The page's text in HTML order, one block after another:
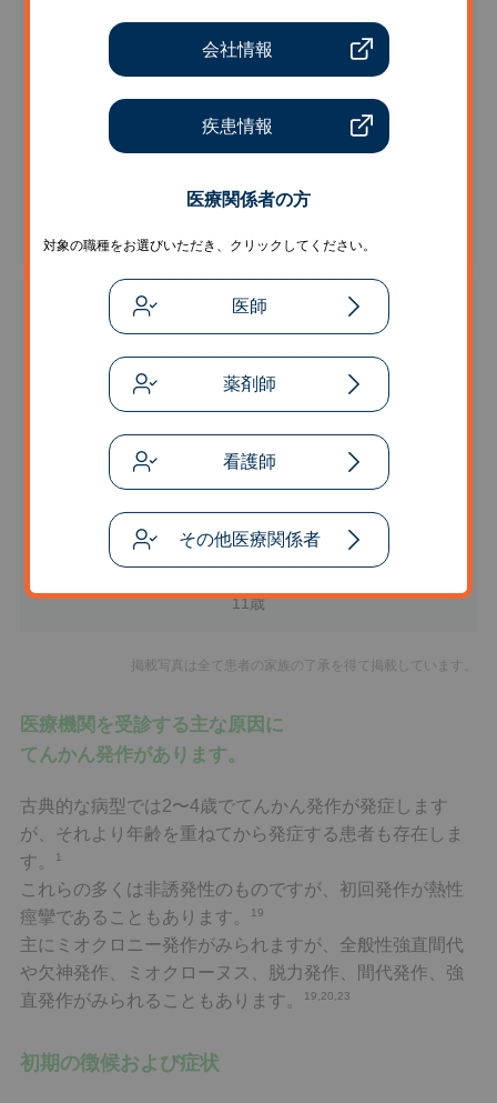
11歳
掲載写真は全て患者の家族の了承を得て掲載しています。
医療機関を受診する主な原因に
てんかん発作があります。
古典的な病型では2〜4歳でてんかん発作が発症します
が、それより年齢を重ねてから発症する患者も存在しま
す。
1
これらの多くは非誘発性のものですが、初回発作が熱性
痙攣であることもあります。
19
主にミオクロニー発作がみられますが、全般性強直間代
や欠神発作、ミオクローヌス、脱力発作、間代発作、強
直発作がみられることもあります。
19,20,23
初期の徴候および症状
会社情報
疾患情報
医療関係者の方
対象の職種をお選びいただき、クリックしてください。
医師
薬剤師
看護師
その他医療関係者